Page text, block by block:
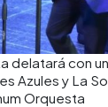
delatará con
Azules y La
Orquesta